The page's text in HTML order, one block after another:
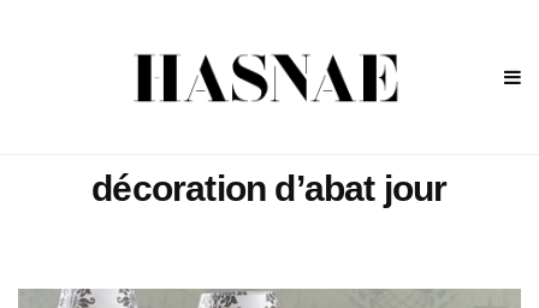
décoration d’abat jour